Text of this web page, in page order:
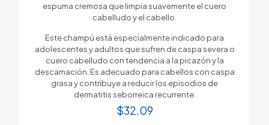
espuma cremosa que limpia suavemente el cuero
cabelludo y el cabello.
Este champú está especialmente indicado para
adolescentes y adultos que sufren de caspa severa o
cuero cabelludo con tendencia a la picazón y la
descamación. Es adecuado para cabellos con caspa
grasa y contribuye a reducir los episodios de
dermatitis seborreica recurrente.
$32.09